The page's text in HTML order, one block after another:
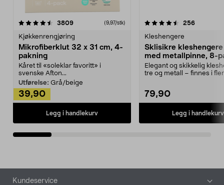
3809anmeldelser(9,97/stk)
Kjøkkenrengjøring
Mikrofiberklut 32 x 31 cm, 4-
pakning
Kåret til «soleklar favoritt» i
svenske Afton...
Utførelse: Grå/beige
39,90
Legg i handlekurv
4.5av 5 stjerner 256
Kleshengere
Sklisikre
med metallpinne, 8-
Elegant og skikkelig
tre og metall – finnes i
79,90
Legg i handlekurv
4.5av 5 stjerner
Bunntekst
Kundeservice